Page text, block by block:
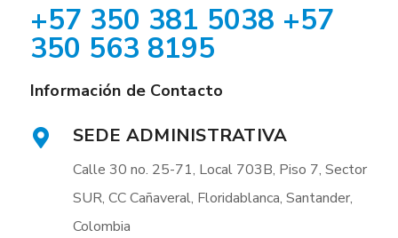
+57 350 381 5038 +57
350 563 8195
Información de Contacto
SEDE ADMINISTRATIVA
Calle 30 no. 25-71, Local 703B, Piso 7, Sector
SUR, CC Cañaveral, Floridablanca, Santander,
Colombia